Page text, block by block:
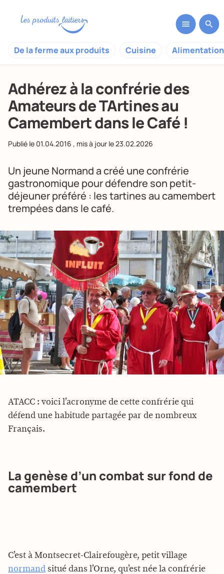
De la ferme aux produits Cuisine
Adhérez à la confrérie des
Amateurs de TArtines au
Camembert dans le Café !
Publié le 01.04.2016 , mis à jour le23.02.2026
Un jeune Normand a créé une confrérie
gastronomique pour défendre son petit-
déjeuner préféré : les tartines au camembert
trempées dans le café.
ATACC : voici l’acronyme de cette confrérie qui
défend une habitude partagée par de nombreux
Français.
La genèse d’un combat sur fond de
camembert
C’est à Montsecret-Clairefougère, petit village
normand situé dans l’Orne, qu’est née la confrérie